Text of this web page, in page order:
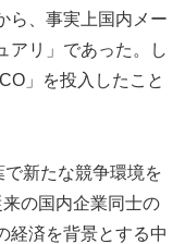
ら、事実上国内メー
アリ」であった。し
」を投入したこと
新たな競争環境を
の国内企業同士の
経済を背景とする中